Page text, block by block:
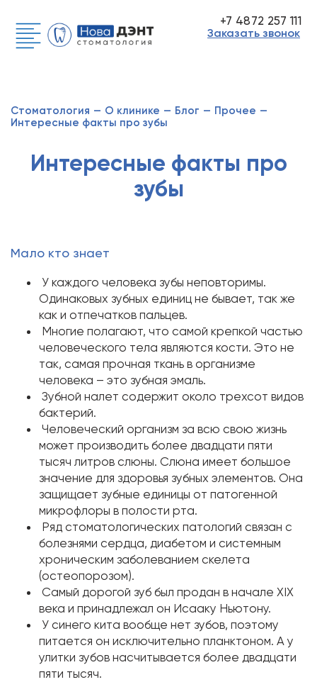
+7 4872 257 111
Заказать звонок
Стоматология — О клинике — Блог — Прочее —
Интересные факты про зубы
Интересные факты про
зубы
Мало кто знает
У каждого человека зубы неповторимы.
Одинаковых зубных единиц не бывает, так же
как и отпечатков пальцев.
Многие полагают, что самой крепкой частью
человеческого тела являются кости. Это не
так, самая прочная ткань в организме
человека – это зубная эмаль.
Зубной налет содержит около трехсот видов
бактерий.
Человеческий организм за всю свою жизнь
может производить более двадцати пяти
тысяч литров слюны. Слюна имеет большое
значение для здоровья зубных элементов. Она
защищает зубные единицы от патогенной
микрофлоры в полости рта.
Ряд стоматологических патологий связан с
болезнями сердца, диабетом и системным
хроническим заболеванием скелета
(остеопорозом).
Самый дорогой зуб был продан в начале XIX
века и принадлежал он Исааку Ньютону.
У синего кита вообще нет зубов, поэтому
питается он исключительно планктоном. А у
улитки зубов насчитывается более двадцати
пяти тысяч.